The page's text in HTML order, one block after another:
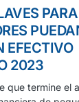
EFECTIVO
2023
que termine el